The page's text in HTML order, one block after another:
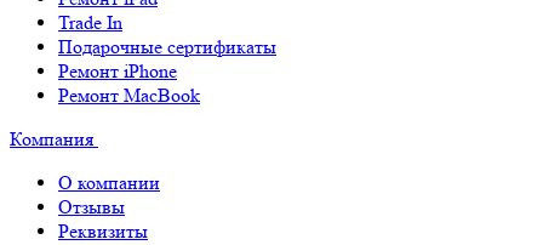
Trade In
Подарочные сертификаты
Ремонт iPhone
Ремонт MacBook
Компания
О компании
Отзывы
Реквизиты